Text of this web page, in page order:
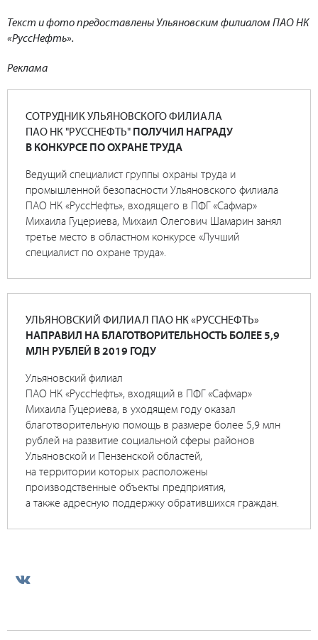
Текст и фото предоставлены Ульяновским филиалом ПАО НК
«РуссНефть».
Реклама
СОТРУДНИК УЛЬЯНОВСКОГО ФИЛИАЛА
ПАО НК "РУССНЕФТЬ" ПОЛУЧИЛ НАГРАДУ
В КОНКУРСЕ ПО ОХРАНЕ ТРУДА
Ведущий специалист группы охраны труда и
промышленной безопасности Ульяновского филиала
ПАО НК «РуссНефть», входящего в ПФГ «Сафмар»
Михаила Гуцериева, Михаил Олегович Шамарин занял
третье место в областном конкурсе «Лучший
специалист по охране труда».
УЛЬЯНОВСКИЙ ФИЛИАЛ ПАО НК «РУССНЕФТЬ»
НАПРАВИЛ НА БЛАГОТВОРИТЕЛЬНОСТЬ БОЛЕЕ 5,9
МЛН РУБЛЕЙ В 2019 ГОДУ
Ульяновский филиал
ПАО НК «РуссНефть», входящий в ПФГ «Сафмар»
Михаила Гуцериева, в уходящем году оказал
благотворительную помощь в размере более 5,9 млн
рублей на развитие социальной сферы районов
Ульяновской и Пензенской областей,
на территории которых расположены
производственные объекты предприятия,
а также адресную поддержку обратившихся граждан.